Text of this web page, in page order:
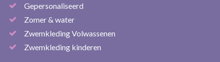
Gepersonaliseerd
Zomer & water
Zwemkleding Volwassenen
Zwemkleding kinderen